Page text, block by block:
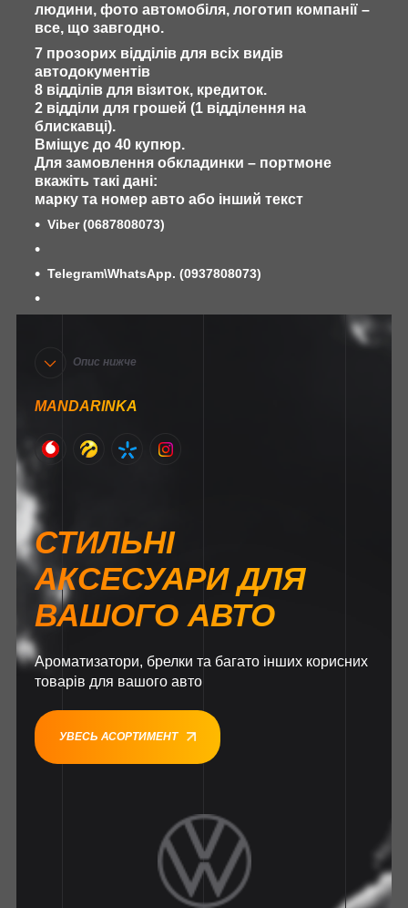
людини, фото автомобіля, логотип компанії –
все, що завгодно.
7 прозорих відділів для всіх видів
автодокументів
8 відділів для візиток, кредиток.
2 відділи для грошей (1 відділення на
блискавці).
Вміщує до 40 купюр.
Для замовлення обкладинки – портмоне
вкажіть такі дані:
марку та номер авто або інший текст
Viber(0687808073)
Telegram\WhatsApp. (0937808073)
Опис нижче
MANDARINKA
СТИЛЬНІ
АКСЕСУАРИ ДЛЯ
ВАШОГО АВТО
Ароматизатори, брелки та багато інших корисних
товарів для вашого авто
УВЕСЬ АСОРТИМЕНТ